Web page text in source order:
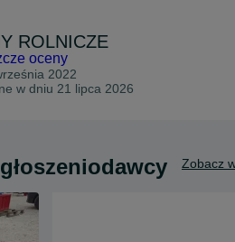
ROLNICZE
oceny
2022
w dniu 21 lipca 2026
Zobacz